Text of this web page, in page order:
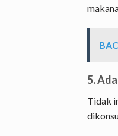
5.
Tidak